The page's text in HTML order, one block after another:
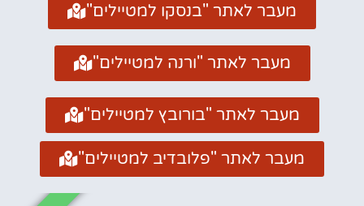
מעבר לאתר "בנסקו למטיילים"
מעבר לאתר "ורנה למטיילים"
מעבר לאתר "בורובץ למטיילים"
מעבר לאתר "פלובדיב למטיילים"